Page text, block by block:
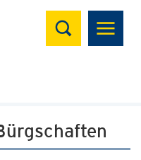
Suchen